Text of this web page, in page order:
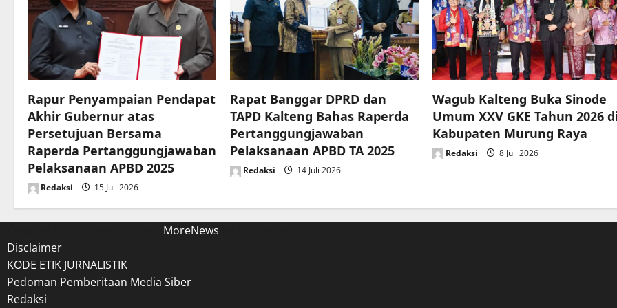
i
g
a
t
i
o
n
Rapur Penyampaian Pendapat
Akhir Gubernur atas
Persetujuan Bersama
Raperda Pertanggungjawaban
Pelaksanaan APBD 2025
Redaksi 15 Juli 2026
Rapat Banggar DPRD dan
TAPD Kalteng Bahas Raperda
Pertanggungjawaban
Pelaksanaan APBD TA 2025
Redaksi 14 Juli 2026
Wagub Kalteng Buka Sinode
Umum XXV GKE Tahun 2026
Kabupaten Murung Raya
Redaksi 8 Juli 2026
MoreNews
Disclaimer
KODE ETIK JURNALISTIK
Pedoman Pemberitaan Media Siber
Redaksi